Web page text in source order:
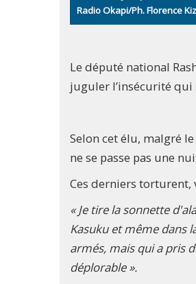
Radio Okapi/Ph. Florence
Le député national
juguler l’insécurité qui
Selon cet élu, malgré
ne se passe pas une
Ces derniers torturent,
« Je tire la sonnette
Kasuku et même dans
armés, mais qui a pris
déplorable ».